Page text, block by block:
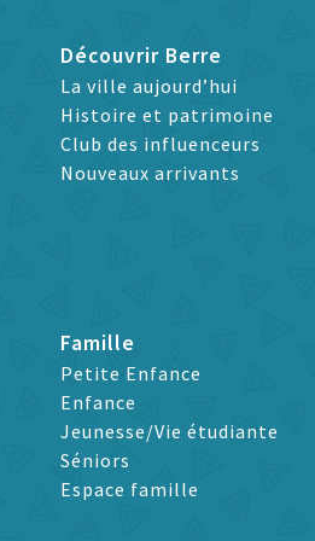
Découvrir Berre
La ville aujourd’hui
Histoire et patrimoine
Club des influenceurs
Nouveaux arrivants
Famille
Petite Enfance
Enfance
Jeunesse/Vie étudiante
Séniors
Espace famille